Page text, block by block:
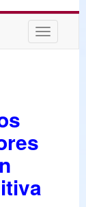
Desplegar